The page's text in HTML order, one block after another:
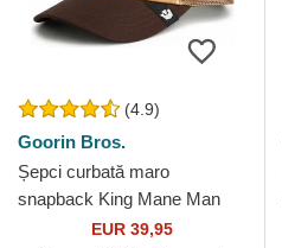
(4.9)
Goorin Bros.
Șepci curbată maro
snapback King Mane Man
The Farm Goorin Bros.
EUR 39,95